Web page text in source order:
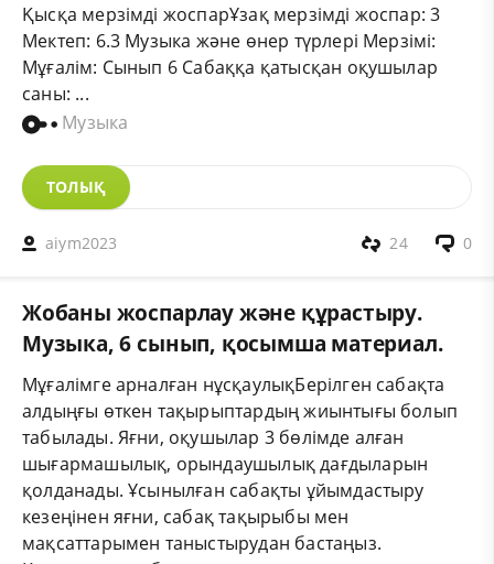
Қысқа мерзімді жоспарҰзақ мерзімді жоспар: 3
Мектеп: 6.3 Музыка және өнер түрлері Мерзімі:
Мұғалім: Сынып 6 Сабаққа қатысқан оқушылар
саны: ...
Музыка
ТОЛЫҚ
aiym2023 0
24
Жобаны жоспарлау және құрастыру.
Музыка, 6 сынып, қосымша материал.
Мұғалімге арналған нұсқаулықБерілген сабақта
алдыңғы өткен тақырыптардың жиынтығы болып
табылады. Яғни, оқушылар 3 бөлімде алған
шығармашылық, орындаушылық дағдыларын
қолданады. Ұсынылған сабақты ұйымдастыру
кезеңінен яғни, сабақ тақырыбы мен
мақсаттарымен таныстырудан бастаңыз.